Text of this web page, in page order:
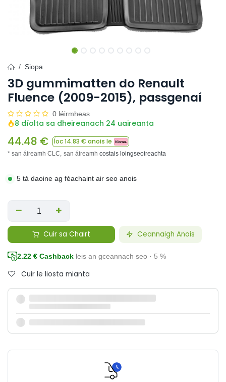
Siopa
3D gummimatten do Renault
Fluence (2009-2015), passgenaí
0 léirmheas
8 díolta sa dheireanach 24 uaireanta
44.48 € Íoc14.83 € anois le
* san áireamh CLC, san áireamh costais loingseoireachta
5 tá daoine ag féachaint air seo anois
Cuir sa Chairt Ceannaigh Anois
2.22 € Cashback leis an gceannach seo · 5 %
Cuir le liosta mianta